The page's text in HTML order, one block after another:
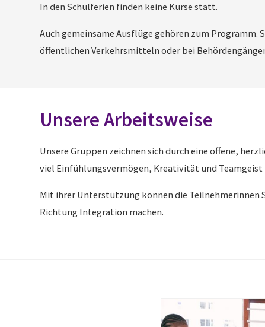
In den Schulferien finden keine Kurse statt.
Auch gemeinsame Ausflüge gehören zum
öffentlichen Verkehrsmitteln oder bei
Unsere Arbeitsweise
Unsere Gruppen zeichnen sich durch eine offene,
viel Einfühlungsvermögen, Kreativität und
Mit ihrer Unterstützung können die Teilnehmerinnen
Richtung Integration machen.